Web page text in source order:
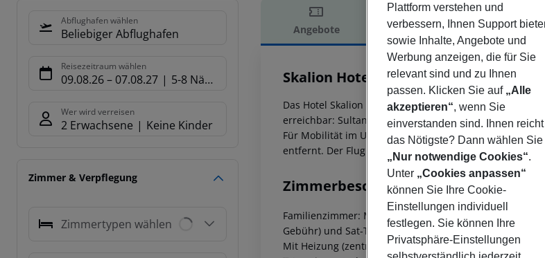
Abflughafen wählen
Beliebiger Abflughafen
Reisezeitraum wählen
09.08.26– 07.08.27 5-8 Nächte
Wer wird verreisen
2 Erwachsene Keine Kinder
Zimmer & Verpflegung
Zimmertypen wählen
Angebote Hotelbeschreibung
Hotelbeschreibung
Skalion Hotel
Das Hotel Skalion Hotel and Spa befindet sich ca. 152
erreichbar: Sultanahmet Square (ca. 1,5 km), Blue
Für Mobilität im Urlaub sorgen neben einem
entfernt. Der Flughafen (IST) ist ca. 46 km entfernt. Ein
Zimmerbeschreibung
Familienzimmer: Mit Heizung (zentral gesteuert),
Gebühr) und Sat-TV sowie zentral gesteuerter
Mit Heizung (zentral gesteuert), Wasserkocher
Plattform verstehen und
verbessern, Ihnen Support
sowie Inhalte, Angebote und
Werbung anzeigen, die für Sie
relevant sind und zu Ihnen
passen. Klicken Sie auf „Alle
akzeptieren“, wenn Sie
einverstanden sind. Ihnen reicht
das Nötigste? Dann wählen Sie
„Nur notwendige Cookies“.
Unter „Cookies anpassen“
können Sie Ihre Cookie-
Einstellungen individuell
festlegen. Sie können Ihre
Privatsphäre-Einstellungen